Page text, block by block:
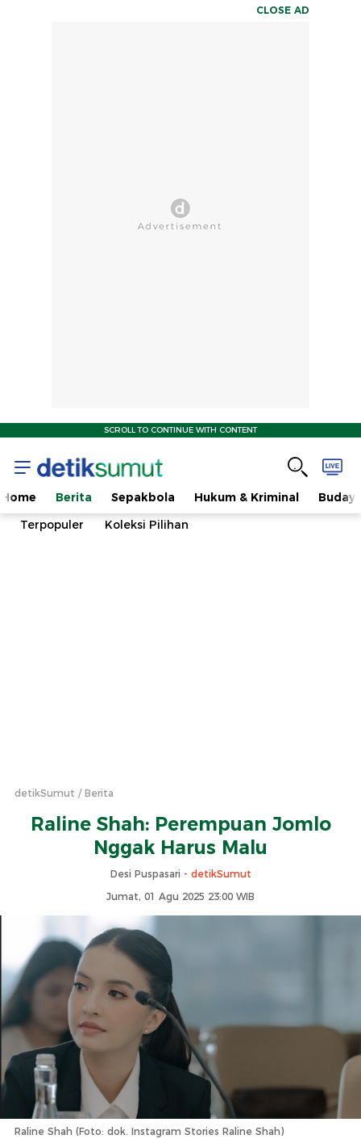
CLOSE AD
SCROLL TO CONTINUE WITH CONTENT
Home Berita Sepakbola Hukum & Kriminal
Terpopuler
Koleksi Pilihan
detikSumut Berita
Raline Shah: Perempuan Jomlo
Nggak Harus Malu
Desi Puspasari - detikSumut
Jumat, 01 Agu 2025 23:00 WIB
Raline Shah (Foto: dok. Instagram Stories Raline Shah)